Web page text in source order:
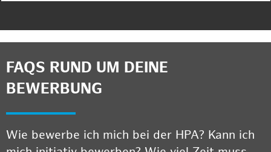
FAQS RUND UM DEINE
BEWERBUNG
Wie bewerbe ich mich bei der HPA? Kann ich